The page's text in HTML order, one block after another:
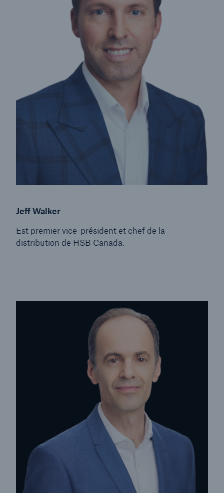
Jeff Walker
Est premier vice-président et chef de la
distribution de HSB Canada.